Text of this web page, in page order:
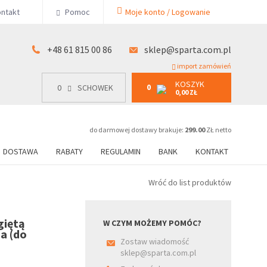
Pomoc Moje konto / Logowanie
+48 61 815 00 86 sklep@sparta.com.pl
import zamówień
0 SCHOWEK 0 KOSZYK
0,00 ZŁ
do darmowej dostawy brakuje: 299.00ZŁ netto
DOSTAWA RABATY REGULAMIN BANK KONTAKT
0 SCHOWEK 0 KOSZYK
0,00 ZŁ
00 86
Wróć do list produktów
(do
W CZYM MOŻEMY POMÓC?
Zostaw wiadomość
sklep@sparta.com.pl